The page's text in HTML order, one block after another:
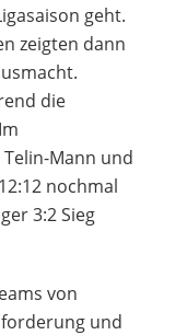
geht.
zeigten dann
die
Mann und
nochmal
3:2 Sieg
von
und